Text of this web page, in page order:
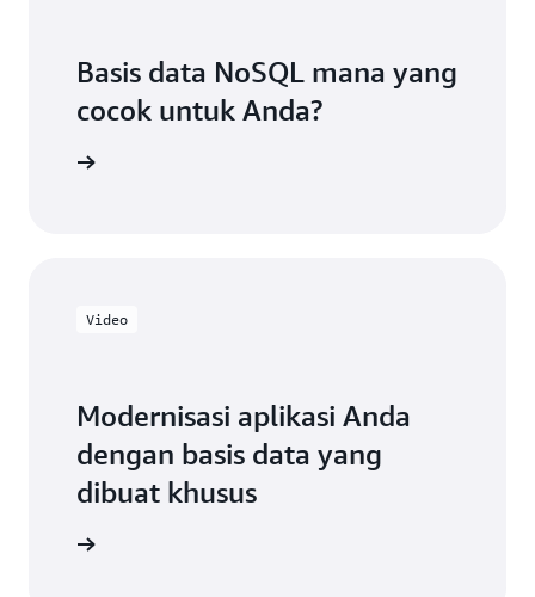
Basis data NoSQL mana yang
cocok untuk Anda?
Video
Modernisasi aplikasi Anda
dengan basis data yang
dibuat khusus